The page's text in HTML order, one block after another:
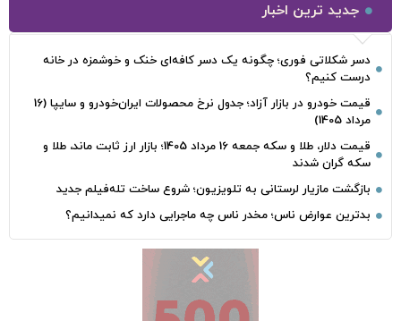
جدید ترین اخبار
دسر شکلاتی فوری؛ چگونه یک دسر کافه‌ای خنک و خوشمزه در خانه
درست کنیم؟
قیمت خودرو در بازار آزاد؛ جدول نرخ محصولات ایران‌خودرو و سایپا (16
مرداد 1405)
قیمت دلار، طلا و سکه جمعه 16 مرداد 1405؛ بازار ارز ثابت ماند، طلا و
سکه گران شدند
بازگشت مازیار لرستانی به تلویزیون؛ شروع ساخت تله‌فیلم جدید
بدترین عوارض ناس؛ مخدر ناس چه ماجرایی دارد که نمیدانیم؟